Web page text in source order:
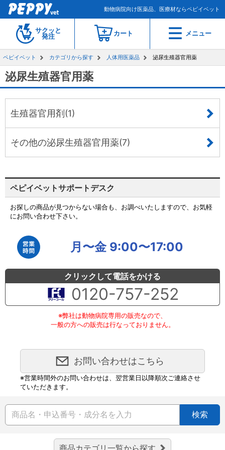
動物病院向け医薬品、医療材ならペピイベット
サクッと
発注
カート メニュー
ペピイベット カテゴリから探す 人体用医薬品 泌尿生殖器官用薬
泌尿生殖器官用薬
生殖器官用剤(1)
その他の泌尿生殖器官用薬(7)
ペピイベットサポートデスク
お探しの商品が見つからない場合も、お調べいたしますので、お気軽
にお問い合わせ下さい。
月〜金 9:00〜17:00
クリックして電話をかける
0120-757-252
※弊社は動物病院専用の販売なので、
一般の方への販売は行なっておりません。
お問い合わせはこちら
※営業時間外のお問い合わせは、翌営業日以降順次ご連絡させ
ていただきます。
検索
商品カテゴリ一覧から探す